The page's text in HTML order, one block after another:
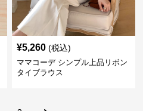
¥5,260 (税込)
ママコーデ シンプル上品リボン
タイブラウス